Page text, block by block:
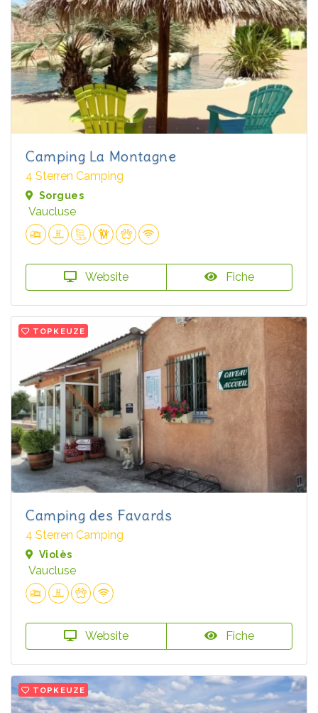
Camping La Montagne
4 Sterren Camping
Sorgues
Vaucluse
Website Fiche
TOPKEUZE
Camping des Favards
4 Sterren Camping
Violès
Vaucluse
Website Fiche
TOPKEUZE